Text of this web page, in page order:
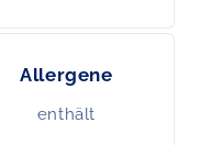
Allergene
enthält